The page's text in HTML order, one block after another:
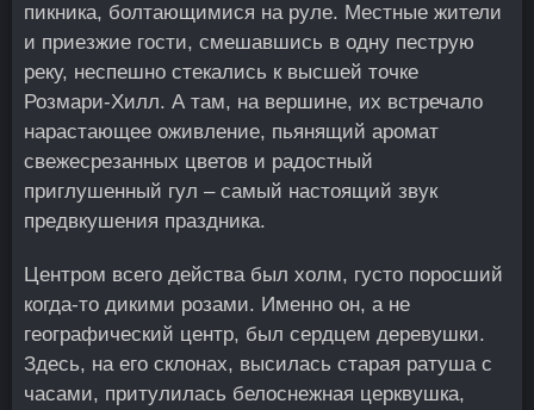
пикника, болтающимися на руле. Местные жители
и приезжие гости, смешавшись в одну пеструю
реку, неспешно стекались к высшей точке
Розмари-Хилл. А там, на вершине, их встречало
нарастающее оживление, пьянящий аромат
свежесрезанных цветов и радостный
приглушенный гул – самый настоящий звук
предвкушения праздника.
Центром всего действа был холм, густо поросший
когда-то дикими розами. Именно он, а не
географический центр, был сердцем деревушки.
Здесь, на его склонах, высилась старая ратуша с
часами, притулилась белоснежная церквушка,